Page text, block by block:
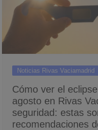
Noticias Rivas Vaciamadrid
Cómo ver el
agosto en Rivas
seguridad: estas
recomendaciones